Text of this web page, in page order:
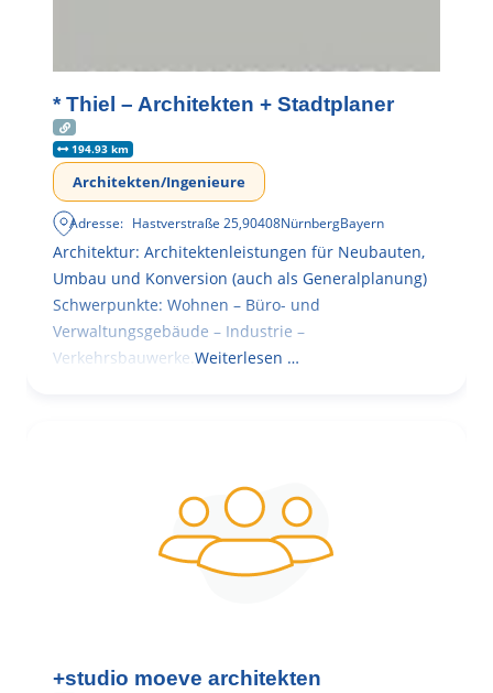
* Thiel – Architekten + Stadtplaner
194.93 km
Architekten/Ingenieure
Adresse: Hastverstraße 25,90408NürnbergBayern
Architektur: Architektenleistungen für Neubauten,
Umbau und Konversion (auch als Generalplanung)
Schwerpunkte: Wohnen – Büro- und
Verwaltungsgebäude – Industrie –
Verkehrsbauwerke. Weiterlesen …
+studio moeve architekten